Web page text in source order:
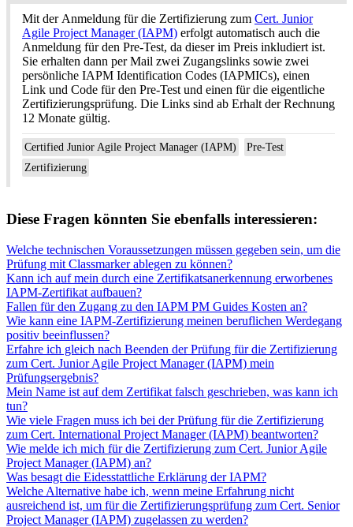
Mit der Anmeldung für die Zertifizierung zum Cert. Junior
Agile Project Manager (IAPM) erfolgt automatisch auch die
Anmeldung für den Pre-Test, da dieser im Preis inkludiert ist.
Sie erhalten dann per Mail zwei Zugangslinks sowie zwei
persönliche IAPM Identification Codes (IAPMICs), einen
Link und Code für den Pre-Test und einen für die eigentliche
Zertifizierungsprüfung. Die Links sind ab Erhalt der Rechnung
12 Monate gültig.
Certified Junior Agile Project Manager (IAPM)
Pre-Test
Zertifizierung
Diese Fragen könnten Sie ebenfalls interessieren:
Welche technischen Voraussetzungen müssen gegeben sein, um die
Prüfung mit Classmarker ablegen zu können?
Kann ich auf mein durch eine Zertifikatsanerkennung erworbenes
IAPM-Zertifikat aufbauen?
Fallen für den Zugang zu den IAPM PM Guides Kosten an?
Wie kann eine IAPM-Zertifizierung meinen beruflichen Werdegang
positiv beeinflussen?
Erfahre ich gleich nach Beenden der Prüfung für die Zertifizierung
zum Cert. Junior Agile Project Manager (IAPM) mein
Prüfungsergebnis?
Mein Name ist auf dem Zertifikat falsch geschrieben, was kann ich
tun?
Wie viele Fragen muss ich bei der Prüfung für die Zertifizierung
zum Cert. International Project Manager (IAPM) beantworten?
Wie melde ich mich für die Zertifizierung zum Cert. Junior Agile
Project Manager (IAPM) an?
Was besagt die Eidesstattliche Erklärung der IAPM?
Welche Alternative habe ich, wenn meine Erfahrung nicht
ausreichend ist, um für die Zertifizierungsprüfung zum Cert. Senior
Project Manager (IAPM) zugelassen zu werden?